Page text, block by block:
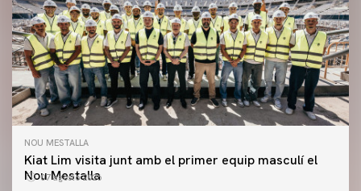
NOU MESTALLA
Kiat Lim visita junt amb el primer equip masculí el
Nou Mestalla
07 agosto 2026